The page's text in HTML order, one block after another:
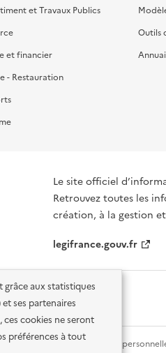
aux statistiques
ses partenaires
ces cookies ne seront
préférences à tout
et Travaux Publics
et financier
- Restauration
Outils
Le site officiel
Retrouvez toutes les
création, à la gestion
legifrance.gouv.fr
Mentions légales Données